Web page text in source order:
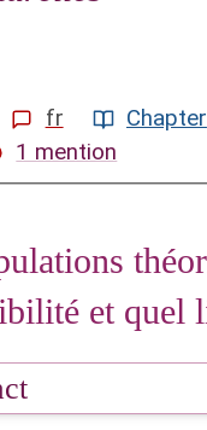
fr Chapter
1 mention
et quel
rapport au
en